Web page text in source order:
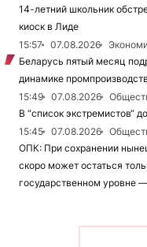
14-летний школьник
киоск в Лиде
15:57
07.08.2026
Беларусь пятый месяц
динамике
15:49
07.08.2026
В “список экстремистов“
15:45
07.08.2026
ОПК: При сохранении
скоро может остаться
государственном уровне